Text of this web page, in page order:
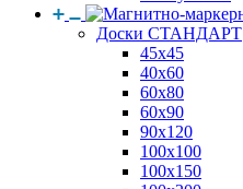
Доски СТАНДАРТ
45x45
40x60
60x80
60x90
90x120
100x100
100x150